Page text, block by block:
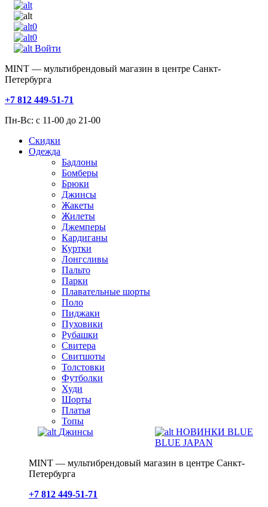
0
0
Войти
MINT — мультибрендовый магазин в центре Санкт-
Петербурга
+7 812 449-51-71
Пн-Вс: с 11-00 до 21-00
Скидки
Одежда
Бадлоны
Бомберы
Брюки
Джинсы
Жакеты
Жилеты
Джемперы
Кардиганы
Куртки
Лонгсливы
Пальто
Парки
Плавательные шорты
Поло
Пиджаки
Пуховики
Рубашки
Свитера
Свитшоты
Толстовки
Футболки
Худи
Шорты
Платья
Топы
Джинсы
НОВИНКИ BLUE
BLUE JAPAN
MINT — мультибрендовый магазин в центре Санкт-
Петербурга
+7 812 449-51-71